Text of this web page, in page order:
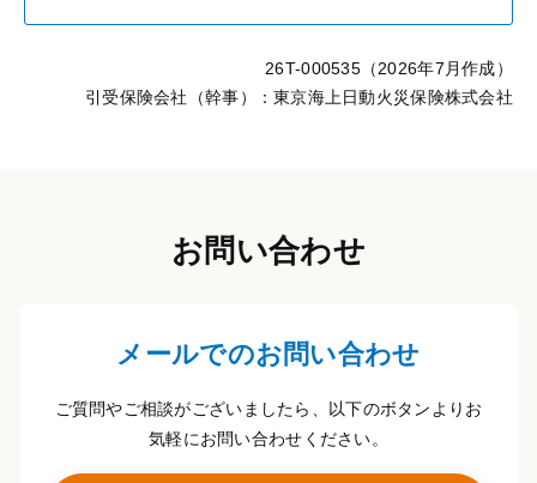
26T-000535（2026年7月作成）
引受保険会社（幹事）：東京海上日動火災保険株式会社
お問い合わせ
メールでのお問い合わせ
ご質問やご相談がございましたら、以下のボタンよりお
気軽にお問い合わせください。